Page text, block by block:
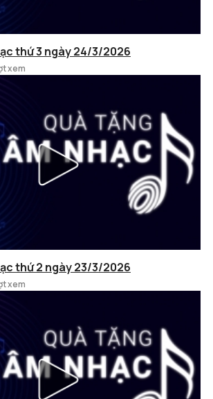
thứ 3 ngày 24/3/2026
xem
thứ 2 ngày 23/3/2026
xem